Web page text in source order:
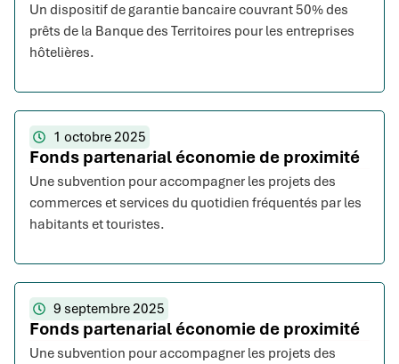
Un dispositif de garantie bancaire couvrant 50% des
prêts de la Banque des Territoires pour les entreprises
hôtelières.
1 octobre 2025
Fonds partenarial économie de proximité
Une subvention pour accompagner les projets des
commerces et services du quotidien fréquentés par les
habitants et touristes.
9 septembre 2025
Fonds partenarial économie de proximité
Une subvention pour accompagner les projets des